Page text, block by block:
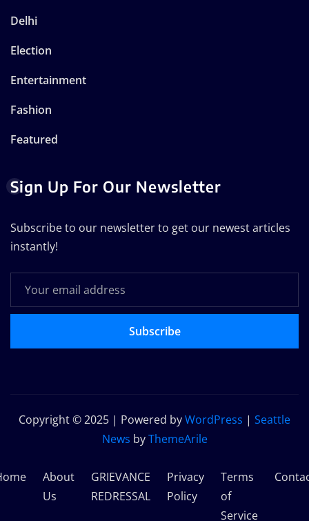
Delhi
Election
Entertainment
Fashion
Featured
Sign Up For Our Newsletter
Subscribe to our newsletter to get our newest articles
instantly!
Subscribe
Copyright © 2025 | Powered byWordPress | Seattle
News byThemeArile
About
Us
GRIEVANCE
REDRESSAL
Privacy
Policy
Terms
of
Service